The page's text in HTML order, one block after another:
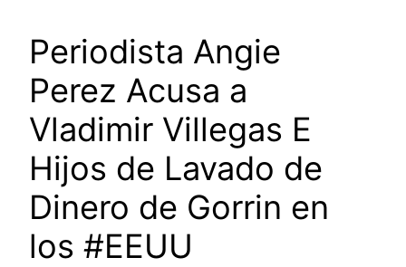
Periodista Angie
Perez Acusa a
Vladimir Villegas E
Hijos de Lavado de
Dinero de Gorrin en
los #EEUU